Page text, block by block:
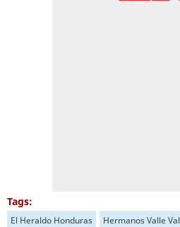
Tags:
El Heraldo Honduras Hermanos Valle